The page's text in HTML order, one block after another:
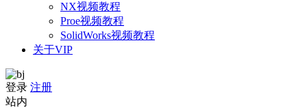
NX视频教程
Proe视频教程
SolidWorks视频教程
关于VIP
登录 注册
站内